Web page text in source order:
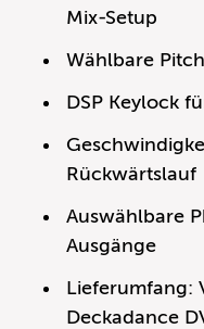
Mix-Setup
Wählbare
DSP Keylock
Rückwärtslauf
Auswählbare
Ausgänge
Lieferumfang:
Deckadance